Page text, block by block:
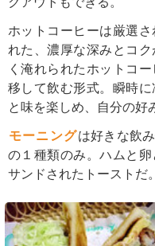
ホットコーヒーは厳選
れた、濃厚な深みとコ
く淹れられたホットコ
移して飲む形式。瞬時
と味を楽しめ、自分の好
モーニングは好きな飲
の１種類のみ。ハムと
サンドされたトーストだ。